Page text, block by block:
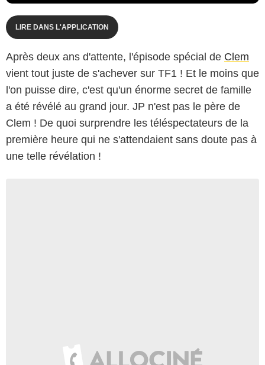
LIRE DANS L'APPLICATION
Après deux ans d'attente, l'épisode spécial de Clem
vient tout juste de s'achever sur TF1 ! Et le moins que
l'on puisse dire, c'est qu'un énorme secret de famille
a été révélé au grand jour. JP n'est pas le père de
Clem ! De quoi surprendre les téléspectateurs de la
première heure qui ne s'attendaient sans doute pas à
une telle révélation !